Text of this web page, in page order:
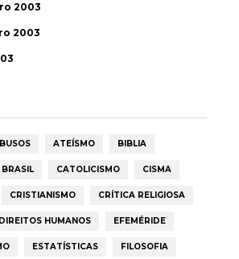
2003
2003
ATEÍSMO BIBLIA
BRASIL CATOLICISMO CISMA
CRISTIANISMO CRÍTICA RELIGIOSA
DIREITOS HUMANOS EFEMÉRIDE
ESTATÍSTICAS FILOSOFIA